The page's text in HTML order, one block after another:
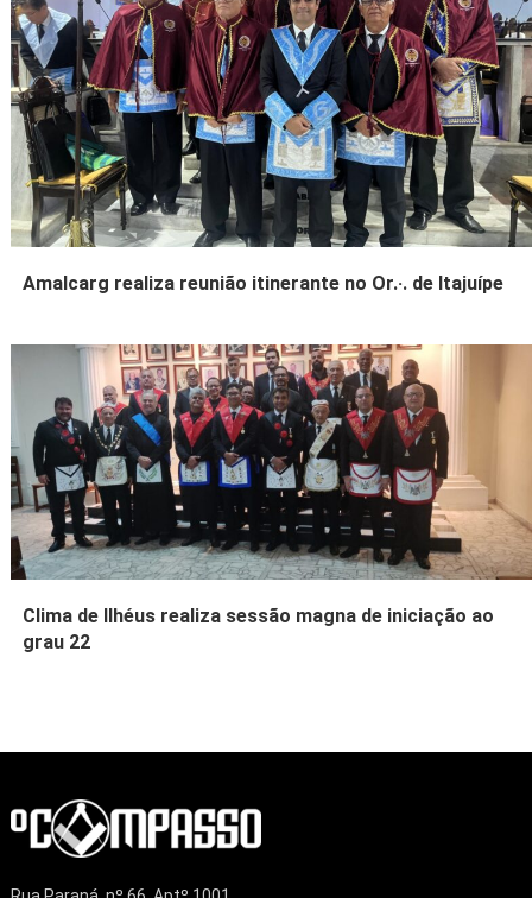
Amalcarg realiza reunião itinerante no Or.·. de Itajuípe
Clima de Ilhéus realiza sessão magna de iniciação ao
grau 22